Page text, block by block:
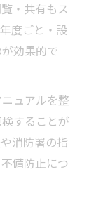
・共有もス
度ごと・設
効果的で
ュアルを整
することが
消防署の指
備防止につ